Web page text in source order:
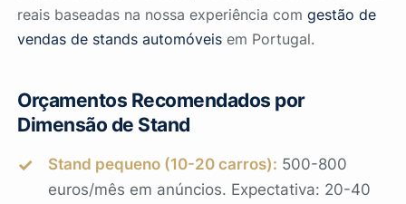
reais baseadas na nossa experiência comgestão de
vendas de stands automóveis em Portugal.
Orçamentos Recomendados por
Dimensão de Stand
Stand pequeno (10-20 carros): 500-800
euros/mês em anúncios. Expectativa: 20-40